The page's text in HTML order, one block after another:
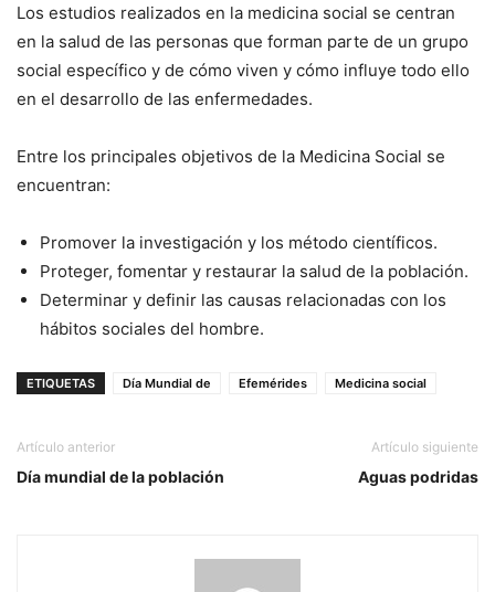
Los estudios realizados en la medicina social se centran
en la salud de las personas que forman parte de un grupo
social específico y de cómo viven y cómo influye todo ello
en el desarrollo de las enfermedades.
Entre los principales objetivos de la Medicina Social se
encuentran:
Promover la investigación y los método científicos.
Proteger, fomentar y restaurar la salud de la población.
Determinar y definir las causas relacionadas con los
hábitos sociales del hombre.
ETIQUETAS Día Mundial de Efemérides Medicina social
Artículo anterior
Día mundial de la población
Artículo siguiente
Aguas podridas